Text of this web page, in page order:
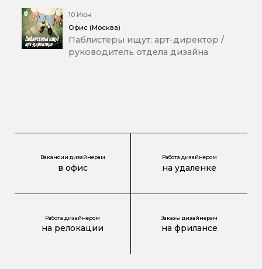
10 Июн
Офис (Москва)
Паблистеры ищут: арт-директор /
руководитель отдела дизайна
Вакансии дизайнерам
в офис
Работа дизайнером
на удаленке
Работа дизайнером
на релокации
Заказы дизайнерам
на фрилансе